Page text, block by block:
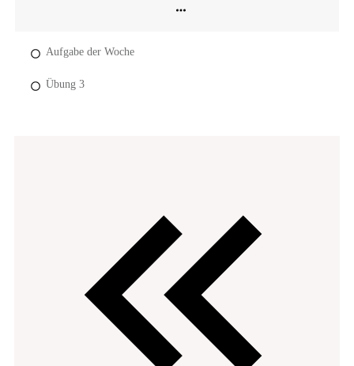
Aufgabe der Woche
Übung 3